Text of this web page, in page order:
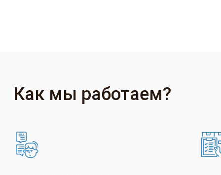
Как мы работаем?